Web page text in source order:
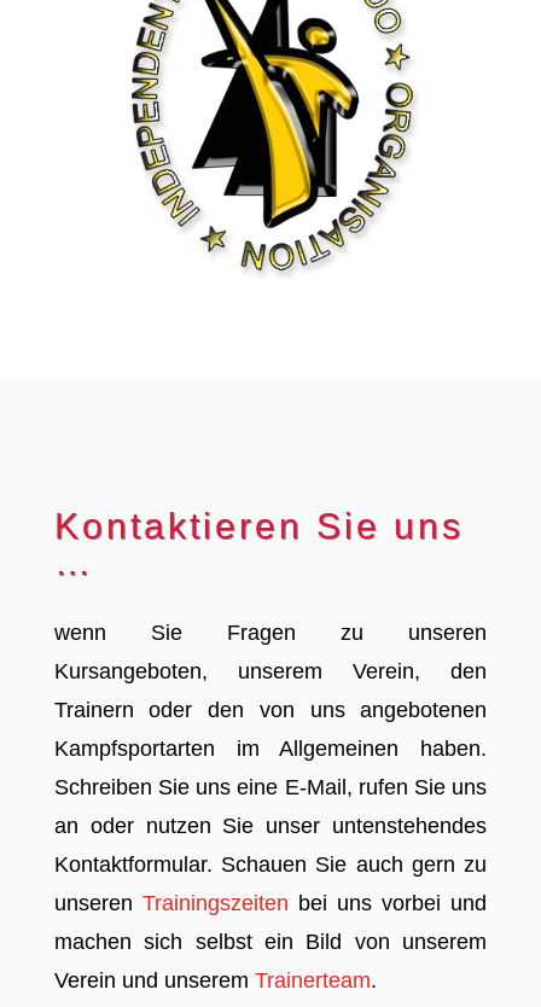
Kontaktieren Sie uns
…
wenn Sie Fragen zu unseren
Kursangeboten, unserem Verein, den
Trainern oder den von uns angebotenen
Kampfsportarten im Allgemeinen haben.
Schreiben Sie uns eine E-Mail, rufen Sie uns
an oder nutzen Sie unser untenstehendes
Kontaktformular. Schauen Sie auch gern zu
unseren Trainingszeiten bei uns vorbei und
machen sich selbst ein Bild von unserem
Verein und unserem Trainerteam.